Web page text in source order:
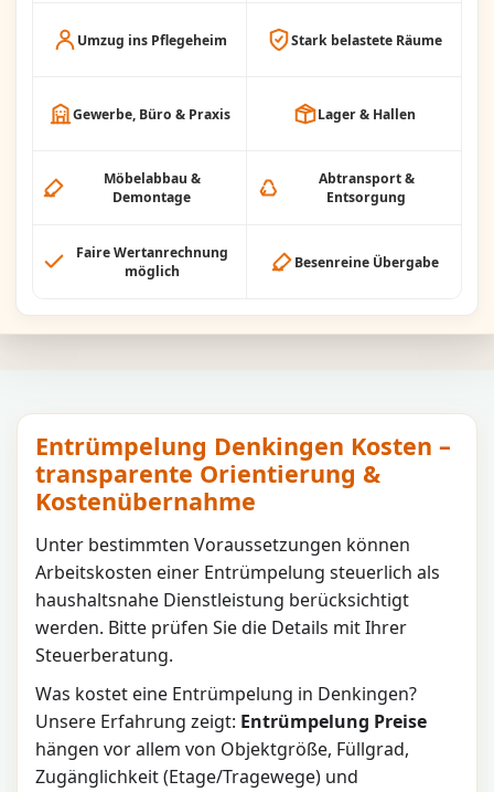
Umzug ins Pflegeheim Stark belastete Räume
Gewerbe, Büro & Praxis Lager & Hallen
Möbelabbau &
Demontage
Abtransport &
Entsorgung
Faire Wertanrechnung
möglich
Besenreine Übergabe
Entrümpelung Denkingen Kosten –
transparente Orientierung &
Kostenübernahme
Unter bestimmten Voraussetzungen können
Arbeitskosten einer Entrümpelung steuerlich als
haushaltsnahe Dienstleistung berücksichtigt
werden. Bitte prüfen Sie die Details mit Ihrer
Steuerberatung.
Was kostet eine Entrümpelung in Denkingen?
Unsere Erfahrung zeigt: Entrümpelung Preise
hängen vor allem von Objektgröße, Füllgrad,
Zugänglichkeit (Etage/Tragewege) und